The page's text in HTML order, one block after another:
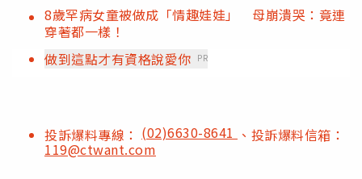
8歲罕病女童被做成「情趣娃娃」 母崩潰哭：竟連
穿著都一樣！
做到這點才有資格說愛你 PR
投訴爆料專線： (02)6630-8641 、投訴爆料信箱：
119@ctwant.com